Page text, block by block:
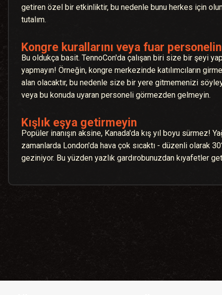
getiren özel bir etkinliktir, bu nedenle bunu herkes için
tutalım.
Kongre kurallarını veya fuar
Bu oldukça basit. TennoCon'da çalışan biri size bir şeyi
yapmayın! Örneğin, kongre merkezinde katılımcıların
alan olacaktır, bu nedenle size bir yere gitmemenizi
veya bu konuda uyaran personeli görmezden gelmeyin.
Kışlık eşya getirmeyin
Popüler inanışın aksine, Kanada'da kış yıl boyu sürmez!
zamanlarda London'da hava çok sıcaktı - düzenli olarak
geziniyor. Bu yüzden yazlık gardırobunuzdan kıyafetler